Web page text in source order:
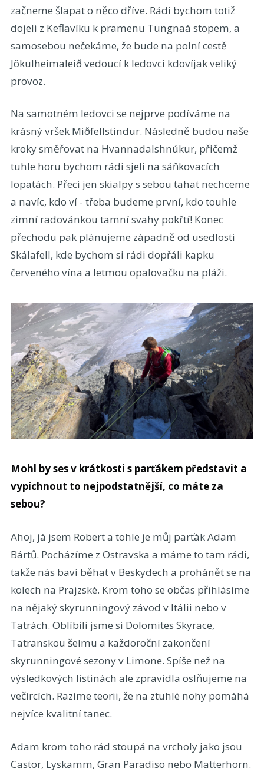
začneme šlapat o něco dříve. Rádi bychom totiž
dojeli z Keflavíku k pramenu Tungnaá stopem, a
samosebou nečekáme, že bude na polní cestě
Jökulheimaleið vedoucí k ledovci kdovíjak veliký
provoz.
Na samotném ledovci se nejprve podíváme na
krásný vršek Miðfellstindur. Následně budou naše
kroky směřovat na Hvannadalshnúkur, přičemž
tuhle horu bychom rádi sjeli na sáňkovacích
lopatách. Přeci jen skialpy s sebou tahat nechceme
a navíc, kdo ví - třeba budeme první, kdo touhle
zimní radovánkou tamní svahy pokřtí! Konec
přechodu pak plánujeme západně od usedlosti
Skálafell, kde bychom si rádi dopřáli kapku
červeného vína a letmou opalovačku na pláži.
Mohl by ses v krátkosti s parťákem představit a
vypíchnout to nejpodstatnější, co máte za
sebou?
Ahoj, já jsem Robert a tohle je můj parťák Adam
Bártů. Pocházíme z Ostravska a máme to tam rádi,
takže nás baví běhat v Beskydech a prohánět se na
kolech na Prajzské. Krom toho se občas přihlásíme
na nějaký skyrunningový závod v Itálii nebo v
Tatrách. Oblíbili jsme si Dolomites Skyrace,
Tatranskou šelmu a každoroční zakončení
skyrunningové sezony v Limone. Spíše než na
výsledkových listinách ale zpravidla oslňujeme na
večírcích. Razíme teorii, že na ztuhlé nohy pomáhá
nejvíce kvalitní tanec.
Adam krom toho rád stoupá na vrcholy jako jsou
Castor, Lyskamm, Gran Paradiso nebo Matterhorn.